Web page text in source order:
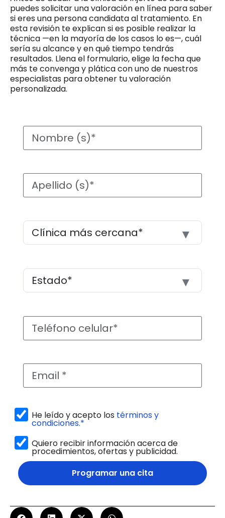
puedes solicitar una valoración en línea para saber
si eres una persona candidata al tratamiento. En
esta revisión te explican si es posible realizar la
técnica —en la mayoría de los casos lo es—, cuál
sería su alcance y en qué tiempo tendrás
resultados. Llena el formulario, elige la fecha que
más te convenga y plática con uno de nuestros
especialistas para obtener tu valoración
personalizada.
He leído y acepto los términos y
condiciones.*
Quiero recibir información acerca de
procedimientos, ofertas y publicidad.
Programar una cita